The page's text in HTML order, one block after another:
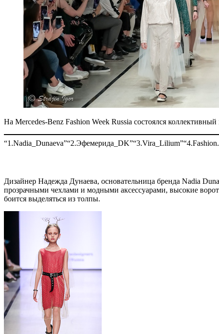
На Mercedes-Benz Fashion Week Russia состоялся
“1.Nadia_Dunaeva”“2.Эфемерида_DK”“3.Vira_Lilium”
Дизайнер Надежда Дунаева, основательница бренда Nadia
прозрачными чехлами и модными аксессуарами, высокие
боится выделяться из толпы.